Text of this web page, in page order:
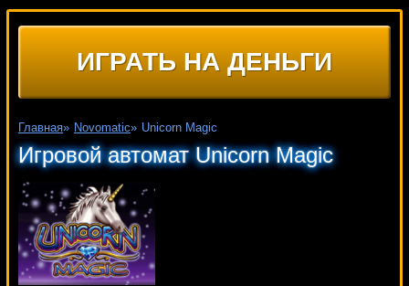
ИГРАТЬ НА ДЕНЬГИ
Главная» Novomatic» Unicorn Magic
Игровой автомат Unicorn Magic